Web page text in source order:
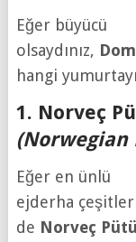
Eğer büyücü
olsaydınız,
hangi
1. Norveç
(Norwegian
Eğer en ünlü
ejderha
de Norveç